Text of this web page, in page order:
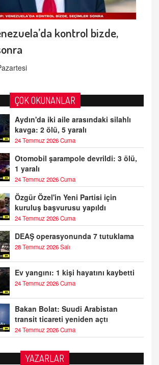
kontrol bizde,
ÇOK OKUNANLAR
Aydın'da iki aile arasındaki silahlı
kavga: 2 ölü, 5 yaralı
24 Temmuz 2026 Cuma
Otomobil şarampole devrildi: 3 ölü,
1 yaralı
24 Temmuz 2026 Cuma
Özgür Özel'in Yeni Partisi için
kuruluş başvurusu yapıldı
24 Temmuz 2026 Cuma
DEAŞ operasyonunda 7 tutuklama
28 Temmuz 2026 Salı
Ev yangını: 1 kişi hayatını kaybetti
24 Temmuz 2026 Cuma
Bakan Bolat: Suudi Arabistan
transit ticareti yeniden açtı
24 Temmuz 2026 Cuma
YAZARLAR